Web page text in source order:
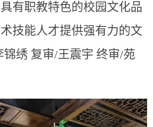
有职教特色的校园文化品
技能人才提供强有力的文
锦绣 复审/王震宇 终审/苑